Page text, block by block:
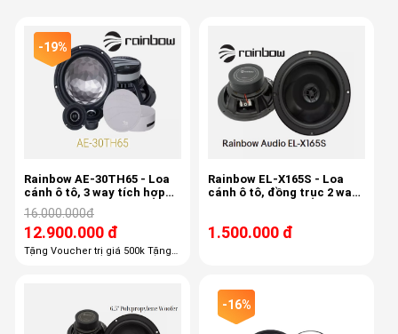
-19%
Rainbow AE-30TH65 - Loa
cánh ô tô, 3 way tích hợp
mid-treb , 6.5 inch, 80/150w,
50-22khz, 87db
16.000.000đ
12.900.000 đ
Tặng Voucher trị giá 500k Tặng
Rainbow EL-X165S - Loa
cánh ô tô, đồng trục 2 way,
1.500.000 đ
-16%